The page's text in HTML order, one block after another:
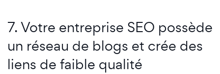
7. Votre entreprise SEO possède
un réseau de blogs et crée des
liens de faible qualité